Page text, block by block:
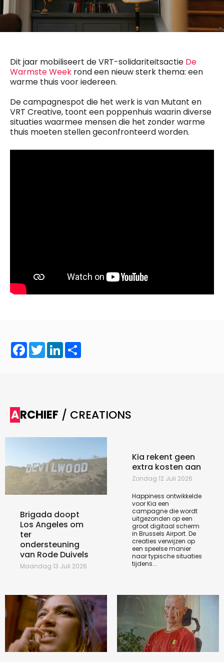
Dit jaar mobiliseert de VRT-solidariteitsactie De
Warmste Week rond een nieuw sterk thema: een
warme thuis voor iedereen.
De campagnespot die het werk is van Mutant en
VRT Creative, toont een poppenhuis waarin diverse
situaties waarmee mensen die het zonder warme
thuis moeten stellen geconfronteerd worden.
Facebook
TwitterLinkedIn
ARCHIEF / CREATIONS
Brigada doopt
Los Angeles om
ter
ondersteuning
van Rode Duivels
Maandag 13 Juli 2026
Kia rekent geen
extra kosten aan
Zondag 12 Juli 2026
Happiness ontwikkelde
voor Kia een
campagne die wordt
uitgezonden op een
groot digitaal scherm
in Brussels Airport. De
creaties verwijzen op
een speelse manier
naar typische situaties
tijdens...
Fred Bouchar
0498 88 64 89
f.bouchar@mm.be
Griet Byl
0475 97 12 57
g.byl@mm.be
Chief Editor
Damien Lemaire
0477 37 31 65
d.lemaire@mm.be
BEVESTIGEN
Daily
access
5 x week
MM e - News
1 x week
10 x year
MM Best of
Research
10 x year
MM Blue
MM Magazine